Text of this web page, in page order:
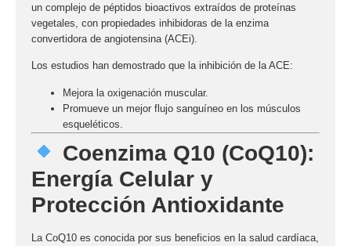
un complejo de péptidos bioactivos extraídos de proteínas
vegetales, con propiedades inhibidoras de la enzima
convertidora de angiotensina (ACEi)
Los estudios han demostrado que la inhibición de la ACE:
Mejora la oxigenación muscular.
Promueve un mejor flujo sanguíneo en los músculos
esqueléticos.
Coenzima Q10 (CoQ10):
Energía Celular y
Protección Antioxidante
La CoQ10 es conocida por sus beneficios en la salud cardíaca,